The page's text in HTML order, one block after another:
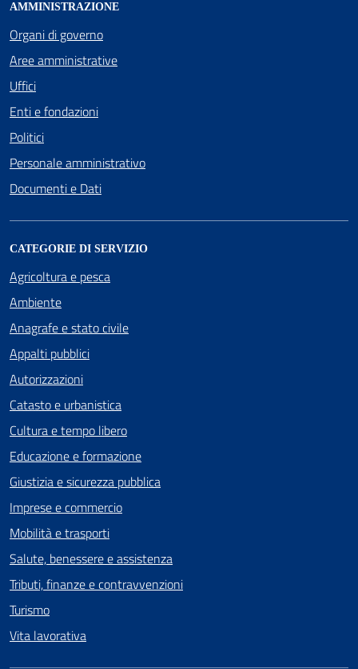
AMMINISTRAZIONE
Organi di governo
Aree amministrative
Uffici
Enti e fondazioni
Politici
Personale amministrativo
Documenti e Dati
CATEGORIE DI SERVIZIO
Agricoltura e pesca
Ambiente
Anagrafe e stato civile
Appalti pubblici
Autorizzazioni
Catasto e urbanistica
Cultura e tempo libero
Educazione e formazione
Giustizia e sicurezza pubblica
Imprese e commercio
Mobilità e trasporti
Salute, benessere e assistenza
Tributi, finanze e contravvenzioni
Turismo
Vita lavorativa